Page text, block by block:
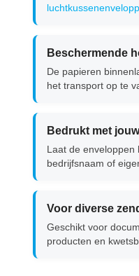
Beschermende
De papieren
het transport op te
Bedrukt met
Laat de enveloppen
bedrijfsnaam of
Voor diverse
Geschikt voor
producten en